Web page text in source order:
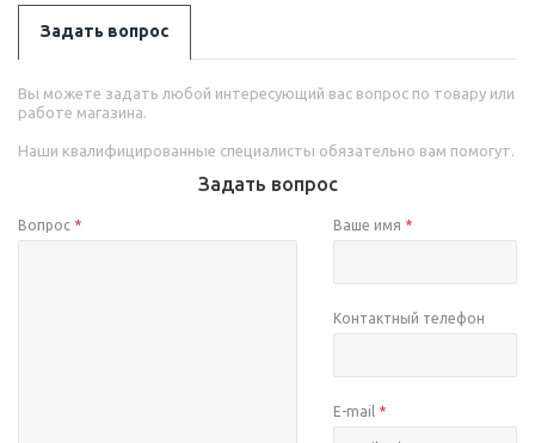
Задать вопрос
Вы можете задать любой интересующий вас вопрос по товару или
работе магазина.
Наши квалифицированные специалисты обязательно вам помогут.
Задать вопрос
Вопрос * Ваше имя *
Контактный телефон
E-mail *